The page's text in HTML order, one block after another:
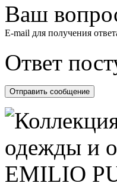
Ваш
E-mail для получения
Ответ